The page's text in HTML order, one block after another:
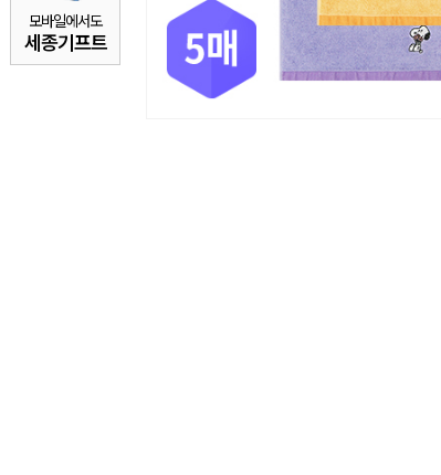
모바일에서도
세종기프트